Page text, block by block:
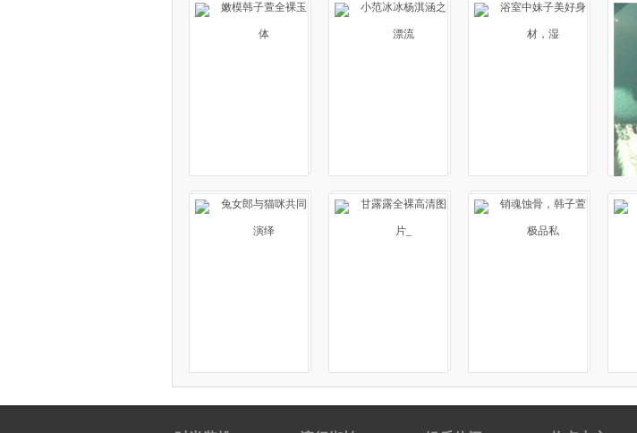
嫩模韩子萱全裸玉
体
小范冰冰杨淇涵之
漂流
浴室中妹子美好身
材，湿
兔女郎与猫咪共同
演绎
甘露露全裸高清图
片_
销魂蚀骨，韩子萱
极品私